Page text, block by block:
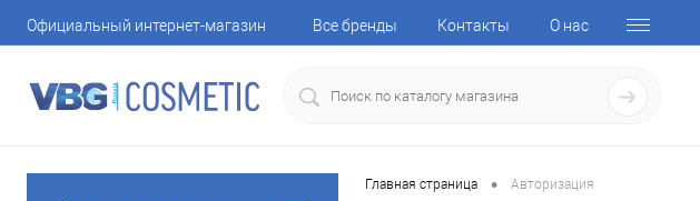
Официальный интернет-магазин Все бренды Контакты О нас
Главная страница • Авторизация